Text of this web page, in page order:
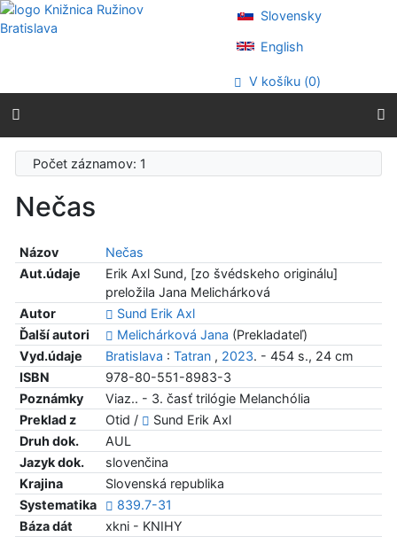
Prejsť na obsah
Prejsť na menu
Prehlásenie o webovej prístupnosti
Slovensky
English
V košíku (0)
Počet záznamov: 1
Nečas
Názov
Nečas
Aut.údaje
Erik Axl Sund, [zo švédskeho originálu]
preložila Jana Melichárková
Autor
Sund Erik Axl
Ďalší autori
Melichárková Jana (Prekladateľ)
Vyd.údaje
Bratislava : Tatran, 2023. - 454 s., 24 cm
ISBN
978-80-551-8983-3
Poznámky
Viaz.. - 3. časť trilógie Melanchólia
Preklad z
Otid /
Sund Erik Axl
Druh dok.
AUL
Jazyk dok.
slovenčina
Krajina
Slovenská republika
Systematika
839.7-31
Báza dát
xkni - KNIHY